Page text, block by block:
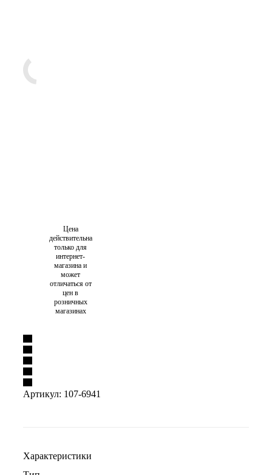
Цена
действительна
только для
интернет-
магазина и
может
отличаться от
цен в
розничных
магазинах
Артикул: 107-6941
Характеристики